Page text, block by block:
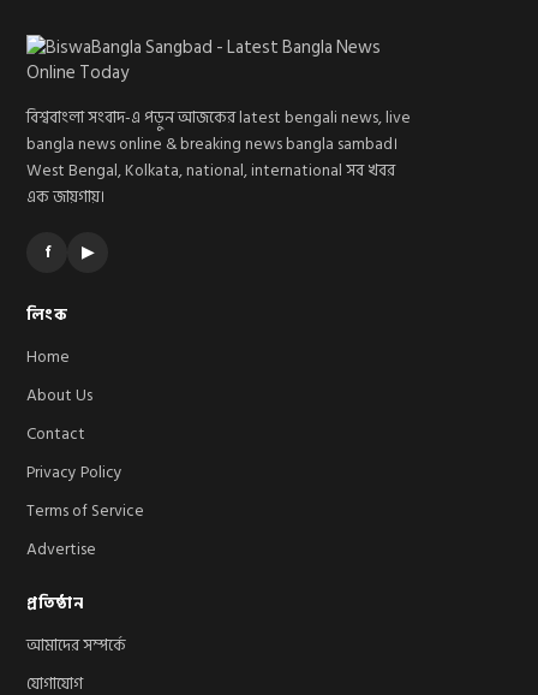
বিশ্ববাংলা সংবাদ-এ পড়ুন আজকের latest bengali news, live
bangla news online & breaking news bangla sambad।
West Bengal, Kolkata, national, international সব খবর
এক জায়গায়।
f ▶
লিংক
Home
About Us
Contact
Privacy Policy
Terms of Service
Advertise
প্রতিষ্ঠান
আমাদের সম্পর্কে
যোগাযোগ